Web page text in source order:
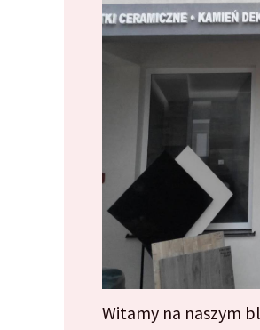
Witamy na naszym